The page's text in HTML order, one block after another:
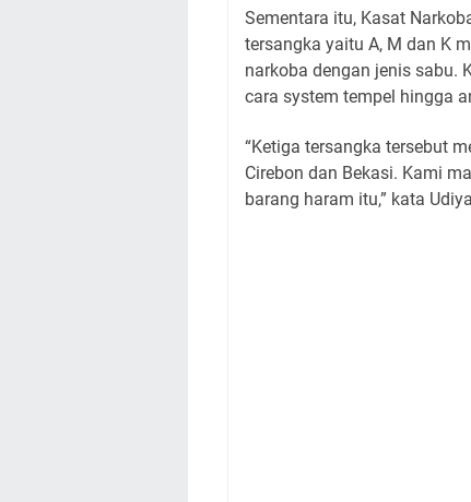
Sementara itu, Kasat
tersangka yaitu A, M dan K
narkoba dengan jenis sabu.
cara system tempel hingga
“Ketiga tersangka tersebut
Cirebon dan Bekasi. Kami
barang haram itu,” kata